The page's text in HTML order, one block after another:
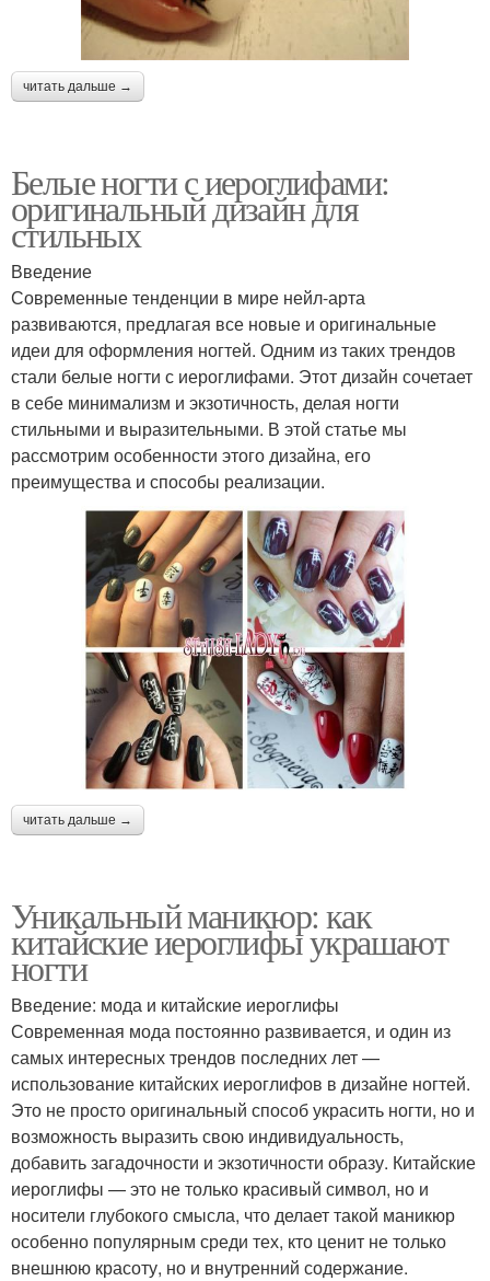
читать дальше →
Белые ногти с иероглифами:
оригинальный дизайн для
стильных
Введение
Современные тенденции в мире нейл-арта
развиваются, предлагая все новые и оригинальные
идеи для оформления ногтей. Одним из таких трендов
стали белые ногти с иероглифами. Этот дизайн сочетает
в себе минимализм и экзотичность, делая ногти
стильными и выразительными. В этой статье мы
рассмотрим особенности этого дизайна, его
преимущества и способы реализации.
читать дальше →
Уникальный маникюр: как
китайские иероглифы украшают
ногти
Введение: мода и китайские иероглифы
Современная мода постоянно развивается, и один из
самых интересных трендов последних лет —
использование китайских иероглифов в дизайне ногтей.
Это не просто оригинальный способ украсить ногти, но и
возможность выразить свою индивидуальность,
добавить загадочности и экзотичности образу. Китайские
иероглифы — это не только красивый символ, но и
носители глубокого смысла, что делает такой маникюр
особенно популярным среди тех, кто ценит не только
внешнюю красоту, но и внутренний содержание.